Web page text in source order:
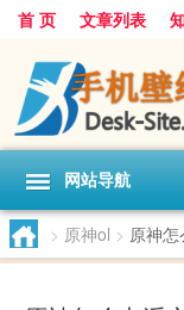
首 页 文章列表
网站导航
> 原神ol > 原神